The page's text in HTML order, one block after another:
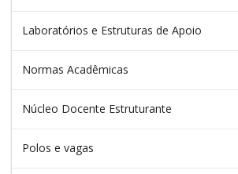
Laboratórios e Estruturas de Apoio
Normas Acadêmicas
Núcleo Docente Estruturante
Polos e vagas